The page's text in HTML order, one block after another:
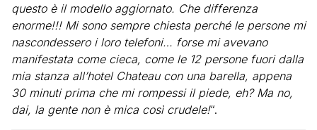
questo è il modello aggiornato. Che differenza
enorme!!! Mi sono sempre chiesta perché le persone mi
nascondessero i loro telefoni… forse mi avevano
manifestata come cieca, come le 12 persone fuori dalla
mia stanza all’hotel Chateau con una barella, appena
30 minuti prima che mi rompessi il piede, eh? Ma no,
dai, la gente non è mica così crudele!“.